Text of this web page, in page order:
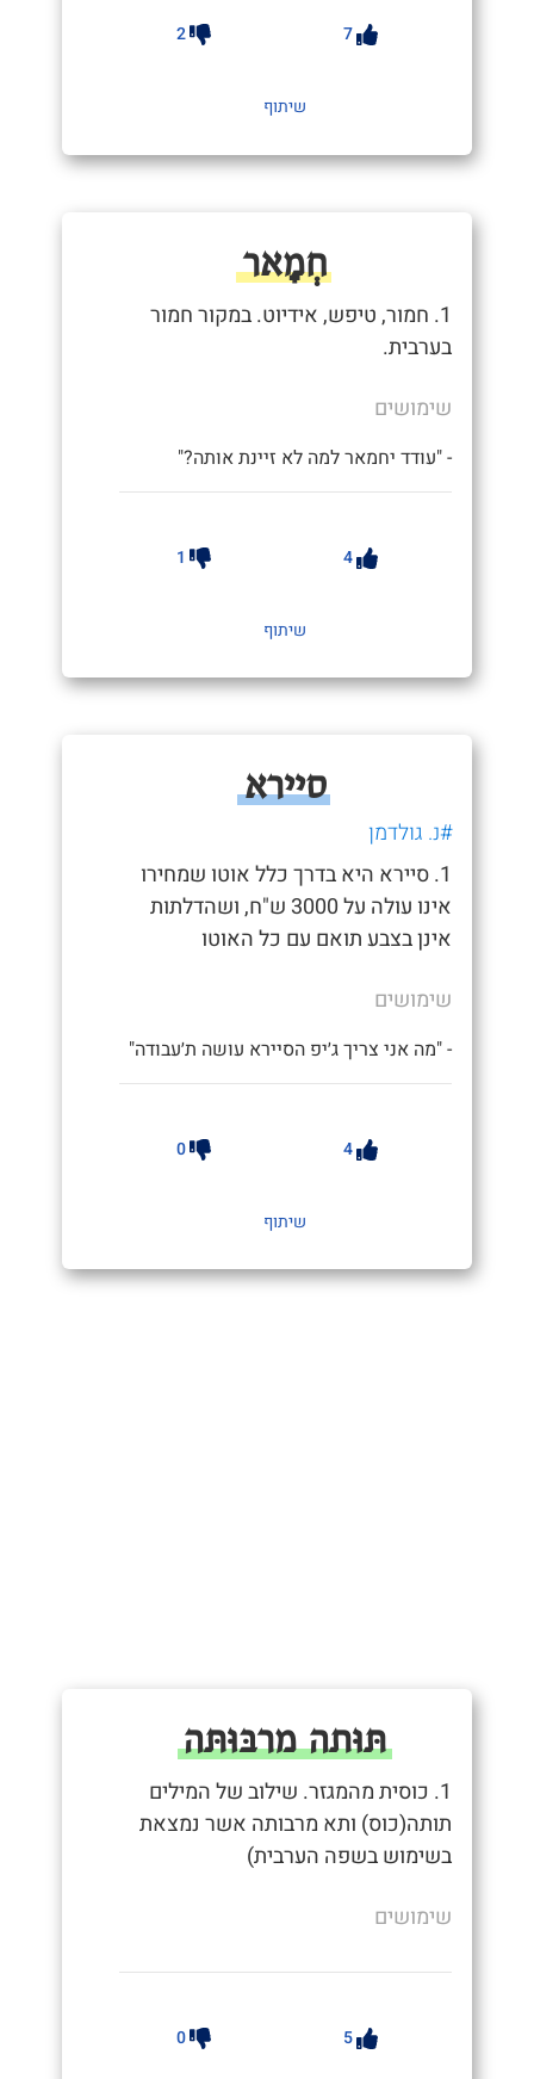
7
2
שיתוף
חְמָאר
1. חמור, טיפש, אידיוט. במקור חמור
בערבית.
שימושים
- "עודד יחמאר למה לא זיינת אותה?"
4
1
שיתוף
סיירא
#נ. גולדמן
1. סיירא היא בדרך כלל אוטו שמחירו
אינו עולה על 3000 ש"ח, ושהדלתות
אינן בצבע תואם עם כל האוטו
שימושים
- "מה אני צריך ג׳יפ הסיירא עושה ת׳עבודה"
4
0
שיתוף
תּוּתה מרבּוּתּה
1. כוסית מהמגזר. שילוב של המילים
תותה(כוס) ותא מרבותה אשר נמצאת
בשימוש בשפה הערבית)
שימושים
5
0